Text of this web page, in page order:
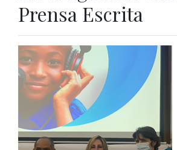
Prensa Escrita